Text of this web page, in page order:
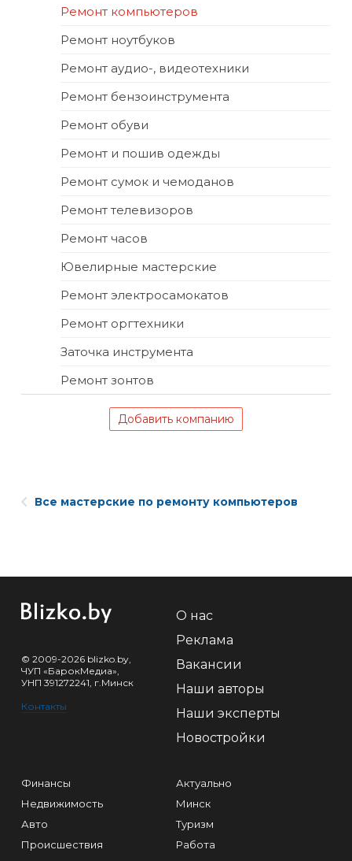
Ремонт компьютеров
Ремонт ноутбуков
Ремонт аудио-, видеотехники
Ремонт бензоинструмента
Ремонт обуви
Ремонт и пошив одежды
Ремонт сумок и чемоданов
Ремонт телевизоров
Ремонт часов
Ювелирные мастерские
Ремонт электросамокатов
Ремонт оргтехники
Заточка инструмента
Ремонт зонтов
Добавить компанию
Все мастерские по ремонту компьютеров
© 2009-2026 blizko.by,
ЧУП «БарокМедиа»,
УНП 391272241, г.Минск
Контакты
О нас
Реклама
Вакансии
Наши авторы
Наши эксперты
Новостройки
Финансы
Недвижимость
Авто
Происшествия
Актуально
Минск
Туризм
Работа